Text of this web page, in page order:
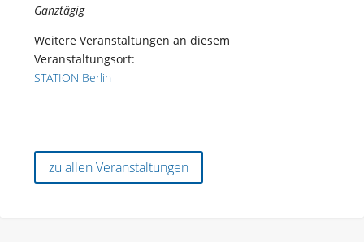
Ganztägig
Weitere Veranstaltungen an diesem
Veranstaltungsort:
STATION Berlin
zu allen Veranstaltungen